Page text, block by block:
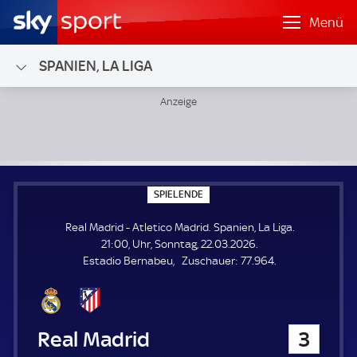
Menü
SPANIEN, LA LIGA
SPIELENDE
P
E
L
E
N
Real Madrid - Atletico Madrid. Spanien, La Liga.
21:00, Uhr, Sonntag, 22.03.2026.
Estadio Bernabeu
Zuschauer: Z
77.964.
Real Madrid 3